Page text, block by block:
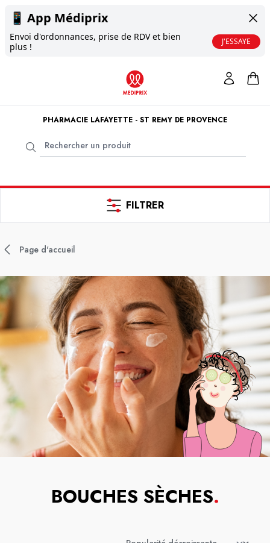
📱 App Médiprix
Envoi d'ordonnances, prise de RDV et bien
plus !
J'ESSAYE
PHARMACIE LAFAYETTE - ST REMY DE PROVENCE
FILTRER
Page d'accueil
BOUCHES SÈCHES.